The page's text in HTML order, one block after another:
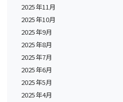
2025年11月
2025年10月
2025年9月
2025年8月
2025年7月
2025年6月
2025年5月
2025年4月